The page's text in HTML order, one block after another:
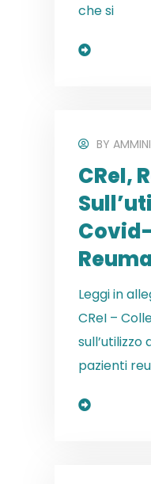
che si
BY
CReI,
Leggi in
CReI –
sull’utilizzo
pazienti